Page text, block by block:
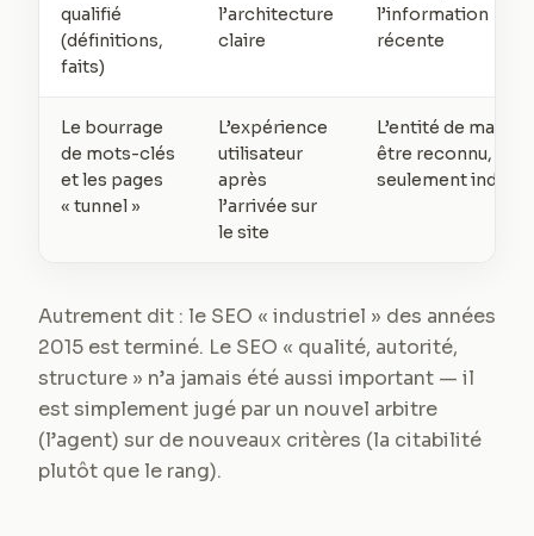
qualifié
(définitions,
faits)
l’architecture
claire
l’information
récente
Le bourrage
de mots-clés
et les pages
« tunnel »
L’expérience
utilisateur
après
l’arrivée sur
le site
L’entité de marque
être reconnu, pas
seulement indexé
Autrement dit : le SEO « industriel » des années
2015 est terminé. Le SEO « qualité, autorité,
structure » n’a jamais été aussi important — il
est simplement jugé par un nouvel arbitre
(l’agent) sur de nouveaux critères (la citabilité
plutôt que le rang).